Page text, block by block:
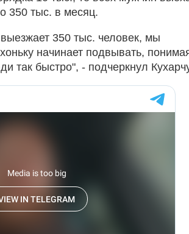
350 тыс. в месяц.
350 тыс. человек, мы
начинает подвывать,
так быстро", - подчеркнул